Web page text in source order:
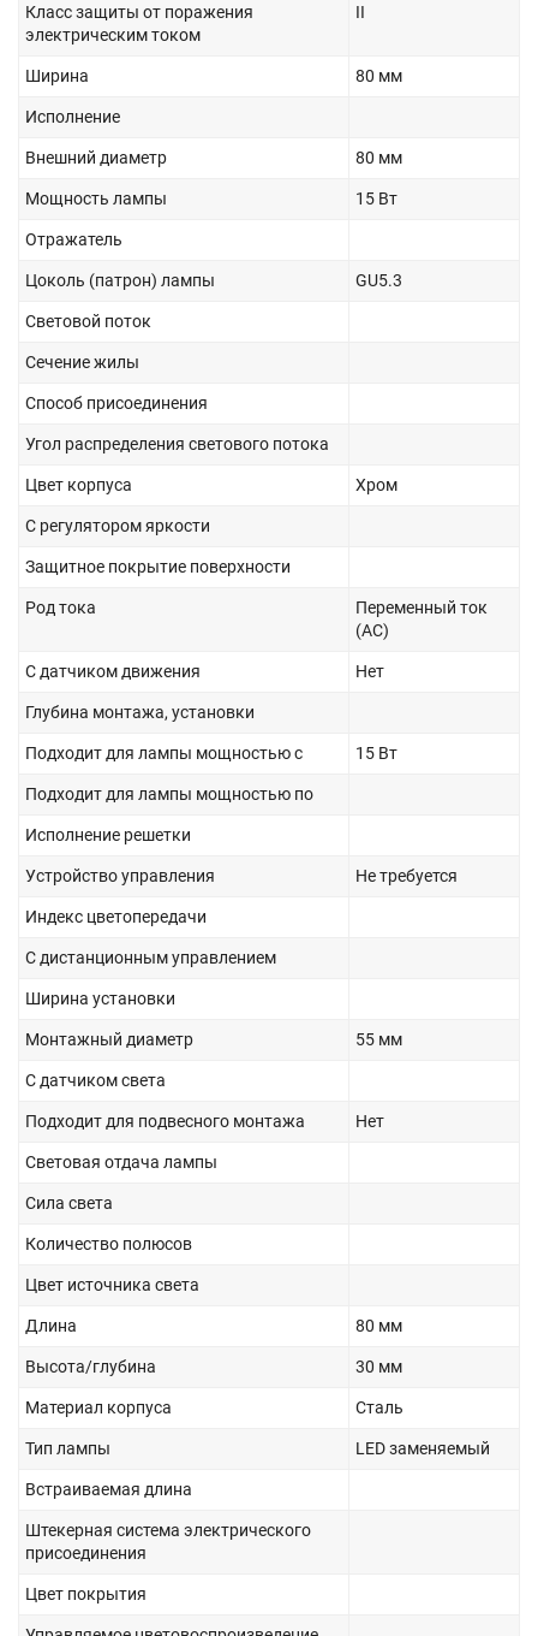
Класс защиты от поражения
электрическим током
II
Ширина 80 мм
Исполнение
Внешний диаметр 80 мм
Мощность лампы 15 Вт
Отражатель
Цоколь (патрон) лампы GU5.3
Световой поток
Сечение жилы
Способ присоединения
Угол распределения светового потока
Цвет корпуса Хром
С регулятором яркости
Защитное покрытие поверхности
Род тока
Переменный ток
(AC)
С датчиком движения Нет
Глубина монтажа, установки
Подходит для лампы мощностью с 15 Вт
Подходит для лампы мощностью по
Исполнение решетки
Устройство управления Не требуется
Индекс цветопередачи
С дистанционным управлением
Ширина установки
Монтажный диаметр 55 мм
С датчиком света
Подходит для подвесного монтажа Нет
Световая отдача лампы
Сила света
Количество полюсов
Цвет источника света
Длина 80 мм
Высота/глубина 30 мм
Материал корпуса Сталь
Тип лампы LED заменяемый
Встраиваемая длина
Штекерная система электрического
присоединения
Цвет покрытия